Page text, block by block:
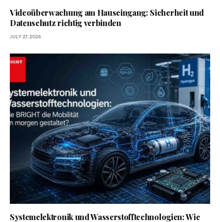
Videoüberwachung am Hauseingang: Sicherheit und
Datenschutz richtig verbinden
JULY 27, 2026
Systemelektronik und Wasserstofftechnologien: Wie